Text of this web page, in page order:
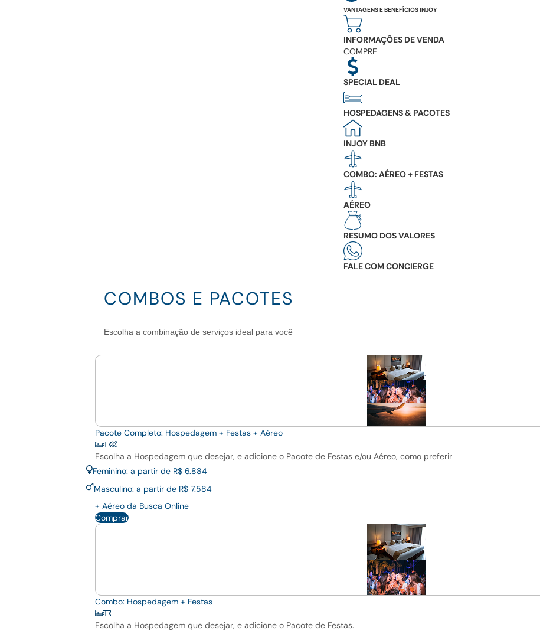
VANTAGENS E BENEFÍCIOS INJOY
INFORMAÇÕES DE VENDA
COMPRE
SPECIAL DEAL
HOSPEDAGENS & PACOTES
INJOY BNB
COMBO: AÉREO + FESTAS
AÉREO
RESUMO DOS VALORES
FALE COM CONCIERGE
COMBOS E PACOTES
Escolha a combinação de serviços ideal para você
Pacote Completo: Hospedagem + Festas + Aéreo
Escolha a Hospedagem que desejar, e adicione o Pacote de Festas e/ou Aéreo, como preferir
Feminino: a partir de R$ 6.884
Masculino: a partir de R$ 7.584
+ Aéreo da Busca Online
Comprar
Combo: Hospedagem + Festas
Escolha a Hospedagem que desejar, e adicione o Pacote de Festas.